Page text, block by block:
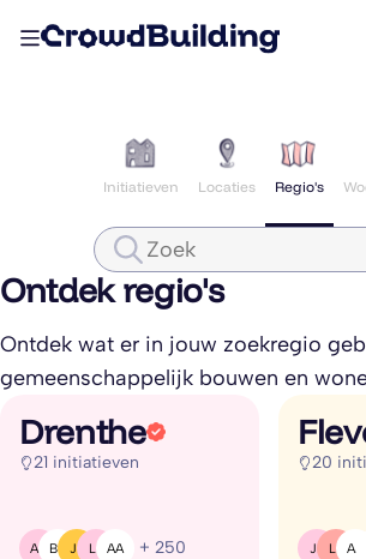
Initiatieven Locaties Regio's
Ontdek regio's
Ontdek wat er in jouw zoekregio
gemeenschappelijk bouwen en
Drenthe
21 initiatieven
AR BG JB LB AA + 250
20
JB LB AA